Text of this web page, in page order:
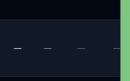
— — — —